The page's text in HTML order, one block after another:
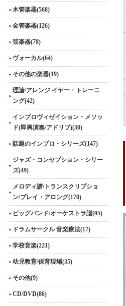
木管楽器(568)
金管楽器(126)
弦楽器(78)
ヴォーカル(64)
その他の楽器(19)
理論/アレンジ イヤー・トレーニ
ング(42)
インプロヴィゼイション・メソッ
ド(即興演奏/アドリブ)(30)
話題のインプロ・シリーズ(147)
ジャズ・コンセプション・シリー
ズ(49)
メロディ譜/トランスクリプショ
ン/プレイ・アロング(170)
ビッグバンド/オーケストラ譜(95)
ドラムサークル 音楽療法(17)
学校音楽(221)
幼児教育/保育現場(35)
その他(9)
CD/DVD(86)